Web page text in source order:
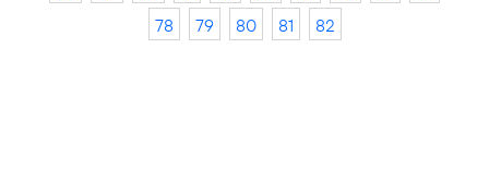
78
79 80 81 82